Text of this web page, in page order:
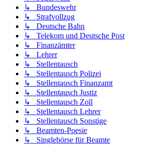
↳ Bundeswehr
↳ Strafvollzug
↳ Deutsche Bahn
↳ Telekom und Deutsche Post
↳ Finanzämter
↳ Lehrer
↳ Stellentausch
↳ Stellentausch Polizei
↳ Stellentausch Finanzamt
↳ Stellentausch Justiz
↳ Stellentausch Zoll
↳ Stellentausch Lehrer
↳ Stellentausch Sonstige
↳ Beamten-Poesie
↳ Singlebörse für Beamte